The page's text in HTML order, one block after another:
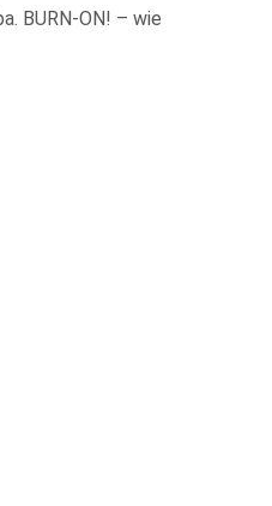
BURN-ON! – wie